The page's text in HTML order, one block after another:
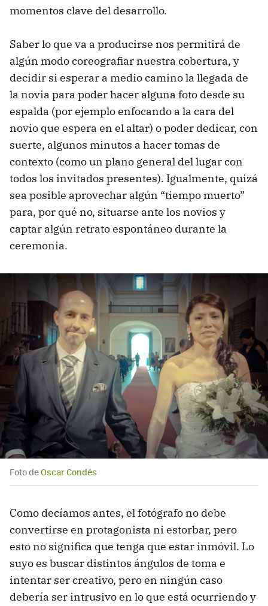
momentos clave del desarrollo.
Saber lo que va a producirse nos permitirá de
algún modo coreografiar nuestra cobertura, y
decidir si esperar a medio camino la llegada de
la novia para poder hacer alguna foto desde su
espalda (por ejemplo enfocando a la cara del
novio que espera en el altar) o poder dedicar, con
suerte, algunos minutos a hacer tomas de
contexto (como un plano general del lugar con
todos los invitados presentes). Igualmente, quizá
sea posible aprovechar algún “tiempo muerto”
para, por qué no, situarse ante los novios y
captar algún retrato espontáneo durante la
ceremonia.
Foto deOscar Condés
Como decíamos antes, el fotógrafo no debe
convertirse en protagonista ni estorbar, pero
esto no significa que tenga que estar inmóvil. Lo
suyo es buscar distintos ángulos de toma e
intentar ser creativo, pero en ningún caso
debería ser intrusivo en lo que está ocurriendo y